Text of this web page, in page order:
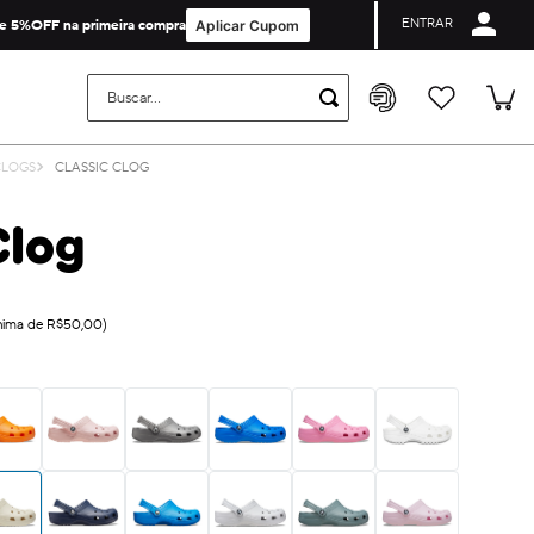
Cupom de Primeira Compra não é valido para collabs e licenças.
5%OFF na primeira compra Aplicar Cupom ENTRAR
Buscar...
CLASSIC CLOG
de R$50,00)